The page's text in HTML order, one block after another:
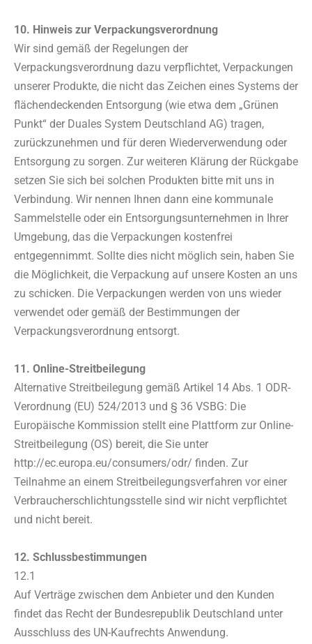
10. Hinweis zur Verpackungsverordnung
Wir sind gemäß der Regelungen der
Verpackungsverordnung dazu verpflichtet, Verpackungen
unserer Produkte, die nicht das Zeichen eines Systems der
flächendeckenden Entsorgung (wie etwa dem „Grünen
Punkt“ der Duales System Deutschland AG) tragen,
zurückzunehmen und für deren Wiederverwendung oder
Entsorgung zu sorgen. Zur weiteren Klärung der Rückgabe
setzen Sie sich bei solchen Produkten bitte mit uns in
Verbindung. Wir nennen Ihnen dann eine kommunale
Sammelstelle oder ein Entsorgungsunternehmen in Ihrer
Umgebung, das die Verpackungen kostenfrei
entgegennimmt. Sollte dies nicht möglich sein, haben Sie
die Möglichkeit, die Verpackung auf unsere Kosten an uns
zu schicken. Die Verpackungen werden von uns wieder
verwendet oder gemäß der Bestimmungen der
Verpackungsverordnung entsorgt.
11. Online-Streitbeilegung
Alternative Streitbeilegung gemäß Artikel 14 Abs. 1 ODR-
Verordnung (EU) 524/2013 und § 36 VSBG: Die
Europäische Kommission stellt eine Plattform zur Online-
Streitbeilegung (OS) bereit, die Sie unter
http://ec.europa.eu/consumers/odr/ finden. Zur
Teilnahme an einem Streitbeilegungsverfahren vor einer
Verbraucherschlichtungsstelle sind wir nicht verpflichtet
und nicht bereit.
12. Schlussbestimmungen
12.1
Auf Verträge zwischen dem Anbieter und den Kunden
findet das Recht der Bundesrepublik Deutschland unter
Ausschluss des UN-Kaufrechts Anwendung.